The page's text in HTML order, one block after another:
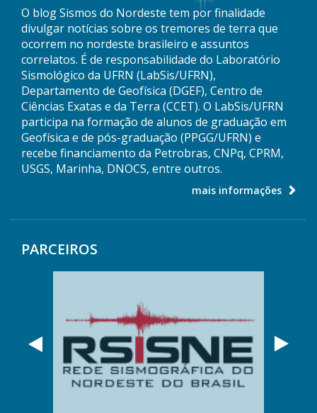
O blog Sismos do Nordeste tem por finalidade
divulgar notícias sobre os tremores de terra que
ocorrem no nordeste brasileiro e assuntos
correlatos. É de responsabilidade do Laboratório
Sismológico da UFRN (LabSis/UFRN),
Departamento de Geofísica (DGEF), Centro de
Ciências Exatas e da Terra (CCET). O LabSis/UFRN
participa na formação de alunos de graduação em
Geofísica e de pós-graduação (PPGG/UFRN) e
recebe financiamento da Petrobras, CNPq, CPRM,
USGS, Marinha, DNOCS, entre outros.
mais informações
PARCEIROS
Anterior